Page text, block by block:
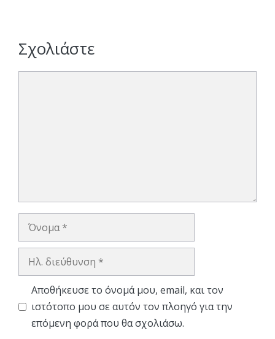
Σχολιάστε
Όνομα
Ηλ.
Αποθήκευσε το όνομά μου, email, και τον
ιστότοπο μου σε αυτόν τον πλοηγό για την
επόμενη φορά που θα σχολιάσω.